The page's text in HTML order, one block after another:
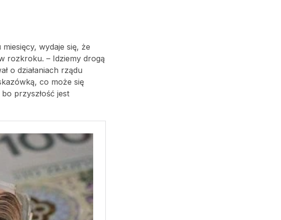
wydaje się, że
rozkroku. – Idziemy drogą
o działaniach rządu
co może się
przyszłość jest